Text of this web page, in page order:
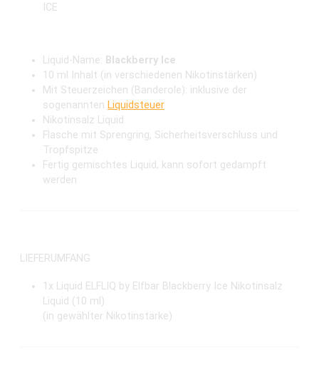
ICE
Liquid-Name: Blackberry Ice
10 ml Inhalt (in verschiedenen Nikotinstärken)
Mit Steuerzeichen (Banderole): inklusive der
sogenannten Liquidsteuer
Nikotinsalz Liquid
Flasche mit Sprengring, Sicherheitsverschluss und
Tropfspitze
Fertig gemischtes Liquid, kann sofort gedampft
werden
LIEFERUMFANG
1x Liquid ELFLIQ by Elfbar Blackberry Ice Nikotinsalz
Liquid (10 ml)
(in gewählter Nikotinstärke)